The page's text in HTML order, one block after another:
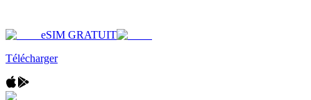
eSIM GRATUIT
Télécharger